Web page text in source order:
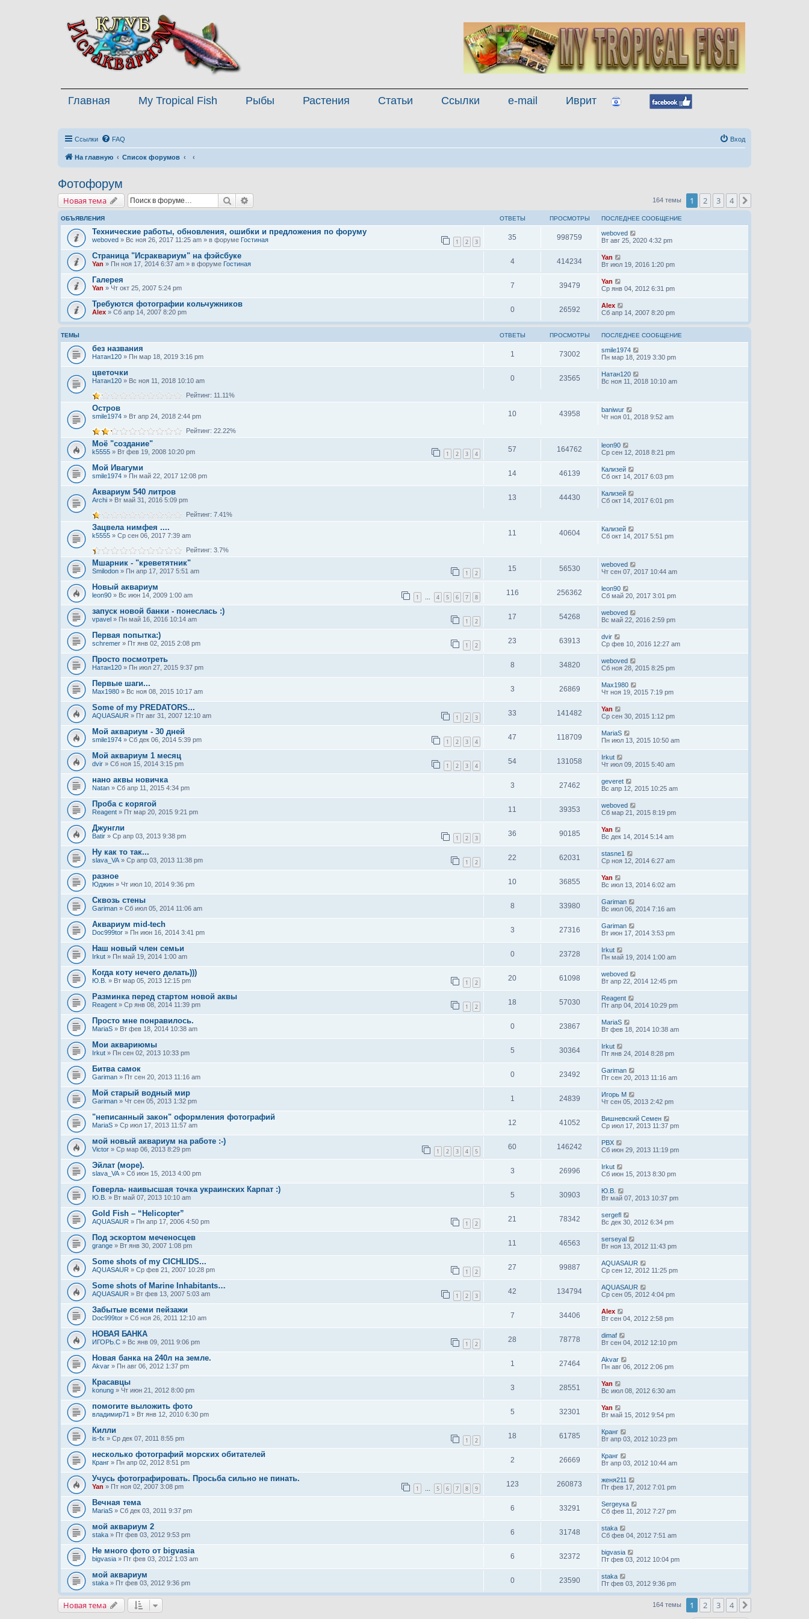
Главная My Tropical Fish Рыбы Растения Статьи Ссылки e-mail Иврит
Ссылки FAQ Вход
На главную Список форумов
Фотофорум
Новая тема Поиск 164 темы 1 2 3 4
ОБЪЯВЛЕНИЯ ОТВЕТЫ ПРОСМОТРЫ ПОСЛЕДНЕЕ СООБЩЕНИЕ
Технические работы, обновления, ошибки и предложения по форуму
weboved » Вс ноя 26, 2017 11:25 am » в форуме Гостиная 1 2 3
35 998759
weboved
Вт авг 25, 2020 4:32 pm
Страница "Исраквариум" на фэйсбуке
Yan » Пн ноя 17, 2014 6:37 am » в форуме Гостиная 4 414234
Yan
Вт июл 19, 2016 1:20 pm
Галерея
Yan » Чт окт 25, 2007 5:24 pm 7 39479
Yan
Ср янв 04, 2012 6:31 pm
Требуются фотографии кольчужников
Alex » Сб апр 14, 2007 8:20 pm 0 26592
Alex
Сб апр 14, 2007 8:20 pm
ТЕМЫ ОТВЕТЫ ПРОСМОТРЫ ПОСЛЕДНЕЕ СООБЩЕНИЕ
без названия
Натан120 » Пн мар 18, 2019 3:16 pm 1 73002
smile1974
Пн мар 18, 2019 3:30 pm
цветочки
Натан120 » Вс ноя 11, 2018 10:10 am
Рейтинг: 11.11%
0 23565
Натан120
Вс ноя 11, 2018 10:10 am
Остров
smile1974 » Вт апр 24, 2018 2:44 pm
Рейтинг: 22.22%
10 43958
baniwur
Чт ноя 01, 2018 9:52 am
Моё "создание"
k5555 » Вт фев 19, 2008 10:20 pm 1 2 3 4
57 164762
leon90
Ср сен 12, 2018 8:21 pm
Мой Ивагуми
smile1974 » Пн май 22, 2017 12:08 pm 14 46139
Кализей
Сб окт 14, 2017 6:03 pm
Аквариум 540 литров
Archi » Вт май 31, 2016 5:09 pm
Рейтинг: 7.41%
13 44430
Кализей
Сб окт 14, 2017 6:01 pm
Зацвела нимфея ....
k5555 » Ср сен 06, 2017 7:39 am
Рейтинг: 3.7%
11 40604
Кализей
Сб окт 14, 2017 5:51 pm
Мшарник - "креветятник"
Smilodon » Пн апр 17, 2017 5:51 am 1 2
15 56530
weboved
Чт сен 07, 2017 10:44 am
Новый аквариум
leon90 » Вс июн 14, 2009 1:00 am 1 … 4 5 6 7 8
116 256362
leon90
Сб май 20, 2017 3:01 pm
запуск новой банки - понеслась :)
vpavel » Пн май 16, 2016 10:14 am 1 2
17 54268
weboved
Вс май 22, 2016 2:59 pm
Первая попытка:)
schremer » Пт янв 02, 2015 2:08 pm 1 2
23 63913
dvir
Ср фев 10, 2016 12:27 am
Просто посмотреть
Натан120 » Пн июл 27, 2015 9:37 pm 8 34820
weboved
Сб ноя 28, 2015 8:25 pm
Первые шаги...
Max1980 » Вс ноя 08, 2015 10:17 am 3 26869
Max1980
Чт ноя 19, 2015 7:19 pm
Some of my PREDATORS...
AQUASAUR » Пт авг 31, 2007 12:10 am 1 2 3
33 141482
Yan
Ср сен 30, 2015 1:12 pm
Мой аквариум - 30 дней
smile1974 » Сб дек 06, 2014 5:39 pm 1 2 3 4
47 118709
MariaS
Пн июл 13, 2015 10:50 am
Мой аквариум 1 месяц
dvir » Сб ноя 15, 2014 3:15 pm 1 2 3 4
54 131058
Irkut
Чт июл 09, 2015 5:40 am
нано аквы новичка
Natan » Сб апр 11, 2015 4:34 pm 3 27462
geveret
Вс апр 12, 2015 10:25 am
Проба с корягой
Reagent » Пт мар 20, 2015 9:21 pm 11 39353
weboved
Сб мар 21, 2015 8:19 pm
Джунгли
Batir » Ср апр 03, 2013 9:38 pm 1 2 3
36 90185
Yan
Вс дек 14, 2014 5:14 am
Ну как то так...
slava_VA » Ср апр 03, 2013 11:38 pm 1 2
22 62031
stasne1
Ср ноя 12, 2014 6:27 am
разное
Юджин » Чт июл 10, 2014 9:36 pm 10 36855
Yan
Вс июл 13, 2014 6:02 am
Сквозь стены
Gariman » Сб июл 05, 2014 11:06 am 8 33980
Gariman
Вс июл 06, 2014 7:16 am
Аквариум mid-tech
Doc999tor » Пн июн 16, 2014 3:41 pm 3 27316
Gariman
Вт июн 17, 2014 3:53 pm
Наш новый член семьи
Irkut » Пн май 19, 2014 1:00 am 0 23728
Irkut
Пн май 19, 2014 1:00 am
Когда коту нечего делать)))
Ю.В. » Вт мар 05, 2013 12:15 pm 1 2
20 61098
weboved
Вт апр 22, 2014 12:45 pm
Разминка перед стартом новой аквы
Reagent » Ср янв 08, 2014 11:39 pm 1 2
18 57030
Reagent
Пт апр 04, 2014 10:29 pm
Просто мне понравилось.
MariaS » Вт фев 18, 2014 10:38 am 0 23867
MariaS
Вт фев 18, 2014 10:38 am
Мои аквариюмы
Irkut » Пн сен 02, 2013 10:33 pm 5 30364
Irkut
Пт янв 24, 2014 8:28 pm
Битва самок
Gariman » Пт сен 20, 2013 11:16 am 0 23492
Gariman
Пт сен 20, 2013 11:16 am
Мой старый водный мир
Gariman » Чт сен 05, 2013 1:32 pm 1 24839
Игорь М
Чт сен 05, 2013 2:42 pm
"неписанный закон" оформления фотографий
MariaS » Ср июл 17, 2013 11:57 am 12 41052
Вишневский Семен
Ср июл 17, 2013 11:37 pm
мой новый аквариум на работе :-)
Victor » Ср мар 06, 2013 8:29 pm 1 2 3 4 5
60 146242
PBX
Сб июн 29, 2013 11:19 pm
Эйлат (море).
slava_VA » Сб июн 15, 2013 4:00 pm 3 26996
Irkut
Сб июн 15, 2013 8:30 pm
Говерла- наивысшая точка украинских Карпат :)
Ю.В. » Вт май 07, 2013 10:10 am 5 30903
Ю.В.
Вт май 07, 2013 10:37 pm
Gold Fish – “Helicopter”
AQUASAUR » Пн апр 17, 2006 4:50 pm 1 2
21 78342
sergefl
Вс дек 30, 2012 6:34 pm
Под эскортом меченосцев
grange » Вт янв 30, 2007 1:08 pm 11 46563
serseyal
Вт ноя 13, 2012 11:43 pm
Some shots of my CICHLIDS...
AQUASAUR » Ср фев 21, 2007 10:28 pm 1 2
27 99887
AQUASAUR
Ср сен 12, 2012 11:25 pm
Some shots of Marine Inhabitants…
AQUASAUR » Вт фев 13, 2007 5:03 am 1 2 3
42 134794
AQUASAUR
Ср сен 05, 2012 4:04 pm
Забытые всеми пейзажи
Doc999tor » Сб ноя 26, 2011 12:10 am 7 34406
Alex
Вт сен 04, 2012 2:58 pm
НОВАЯ БАНКА
ИГОРЬ.C » Вс янв 09, 2011 9:06 pm 1 2
28 78778
dimaf
Вт сен 04, 2012 12:10 pm
Новая банка на 240л на земле.
Akvar » Пн авг 06, 2012 1:37 pm 1 27464
Akvar
Пн авг 06, 2012 2:06 pm
Красавцы
konung » Чт июн 21, 2012 8:00 pm 3 28551
Yan
Вс июл 08, 2012 6:30 am
помогите выложить фото
владимир71 » Вт янв 12, 2010 6:30 pm 5 32301
Yan
Вт май 15, 2012 9:54 pm
Килли
is-fx » Ср дек 07, 2011 8:55 pm 1 2
18 61785
Кранг
Вт апр 03, 2012 10:23 pm
несколько фотографий морских обитателей
Кранг » Пн апр 02, 2012 8:51 pm 2 26669
Кранг
Вт апр 03, 2012 10:44 am
Учусь фотографировать. Просьба сильно не пинать.
Yan » Пт ноя 02, 2007 3:08 pm 1 … 5 6 7 8 9
123 260873
женя211
Пт фев 17, 2012 7:01 pm
Вечная тема
MariaS » Сб дек 03, 2011 9:37 pm 6 33291
Sergeyка
Сб фев 11, 2012 7:27 pm
мой аквариум 2
staka » Пт фев 03, 2012 9:53 pm 6 31748
staka
Сб фев 04, 2012 7:51 am
Не много фото от bigvasia
bigvasia » Пт фев 03, 2012 1:03 am 6 32372
bigvasia
Пт фев 03, 2012 10:04 pm
мой аквариум
staka » Пт фев 03, 2012 9:36 pm 0 23590
staka
Пт фев 03, 2012 9:36 pm
Новая тема 164 темы 1 2 3 4